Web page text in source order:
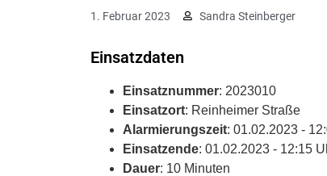
1. Februar 2023 Sandra Steinberger
Einsatzdaten
Einsatznummer: 2023010
Einsatzort: Reinheimer Straße
Alarmierungszeit: 01.02.2023 -
Einsatzende: 01.02.2023 - 12:15
Dauer: 10 Minuten